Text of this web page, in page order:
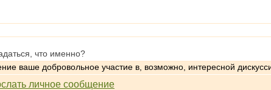
что именно?
ваше добровольное участие в, возможно, интересной